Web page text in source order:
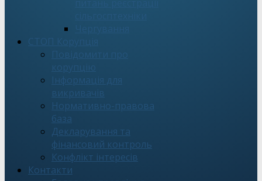
СТОП Корупція
Повідомити про
корупцію
Інформація для
викривачів
Нормативно-правова
база
Декларування та
фінансовий контроль
Конфлікт інтересів
Контакти